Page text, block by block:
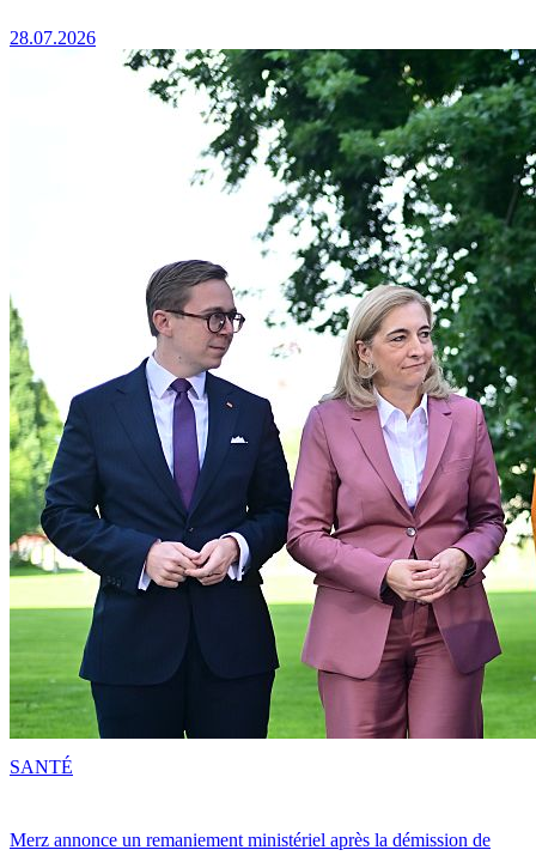
28.07.2026
Merz annonce un remaniement ministériel après la démission de
SANTÉ